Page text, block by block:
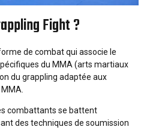
Fight ?
de combat qui associe le
du MMA (arts martiaux
du grappling adaptée aux
combattants se battent
des techniques de soumission